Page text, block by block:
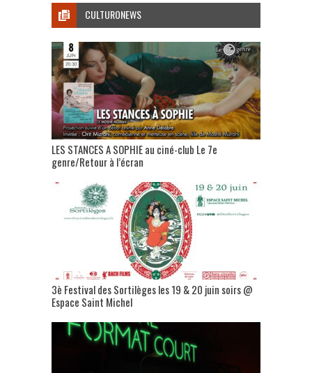
CULTURONEWS
LES STANCES A SOPHIE au ciné-club Le 7e
genre/Retour à l’écran
3è Festival des Sortilèges les 19 & 20 juin soirs @
Espace Saint Michel